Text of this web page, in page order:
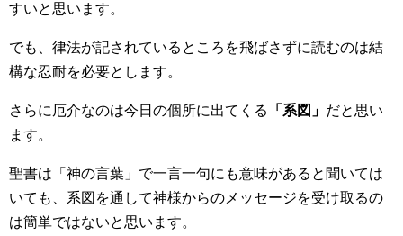
すいと思います。
でも、律法が記されているところを飛ばさずに読むのは結
構な忍耐を必要とします。
さらに厄介なのは今日の個所に出てくる 「系図」 だと思い
ます。
聖書は「神の言葉」で一言一句にも意味があると聞いては
いても、系図を通して神様からのメッセージを受け取るの
は簡単ではないと思います。